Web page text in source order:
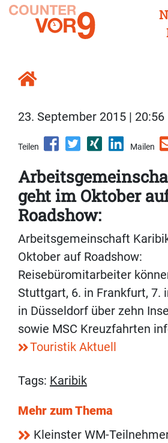
23. September 2015 | 20:56
Teilen Mailen
geht im Oktober
Roadshow:
Arbeitsgemeinschaft
Oktober auf Roadshow:
Reisebüromitarbeiter
Stuttgart, 6. in Frankfurt, 7.
in Düsseldorf über zehn
sowie MSC Kreuzfahrten
Touristik Aktuell
Tags: Karibik
Mehr zum Thema
Kleinster WM-